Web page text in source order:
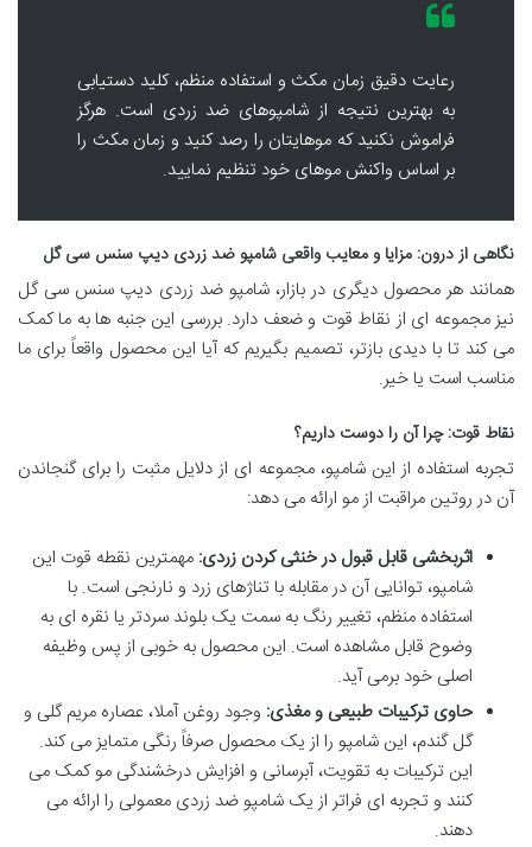
رعایت دقیق زمان مکث و استفاده منظم، کلید دستیابی
به بهترین نتیجه از شامپوهای ضد زردی است. هرگز
فراموش نکنید که موهایتان را رصد کنید و زمان مکث را
بر اساس واکنش موهای خود تنظیم نمایید.
نگاهی از درون: مزایا و معایب واقعی شامپو ضد زردی دیپ سنس سی گل
همانند هر محصول دیگری در بازار، شامپو ضد زردی دیپ سنس سی گل
نیز مجموعه ای از نقاط قوت و ضعف دارد. بررسی این جنبه ها به ما کمک
می کند تا با دیدی بازتر، تصمیم بگیریم که آیا این محصول واقعاً برای ما
مناسب است یا خیر.
نقاط قوت: چرا آن را دوست داریم؟
تجربه استفاده از این شامپو، مجموعه ای از دلایل مثبت را برای گنجاندن
آن در روتین مراقبت از مو ارائه می دهد:
اثربخشی قابل قبول در خنثی کردن زردی: مهمترین نقطه قوت این
شامپو، توانایی آن در مقابله با تناژهای زرد و نارنجی است. با
استفاده منظم، تغییر رنگ به سمت یک بلوند سردتر یا نقره ای به
وضوح قابل مشاهده است. این محصول به خوبی از پس وظیفه
اصلی خود برمی آید.
حاوی ترکیبات طبیعی و مغذی: وجود روغن آملا، عصاره مریم گلی و
گل گندم، این شامپو را از یک محصول صرفاً رنگی متمایز می کند.
این ترکیبات به تقویت، آبرسانی و افزایش درخشندگی مو کمک می
کنند و تجربه ای فراتر از یک شامپو ضد زردی معمولی را ارائه می
دهند.